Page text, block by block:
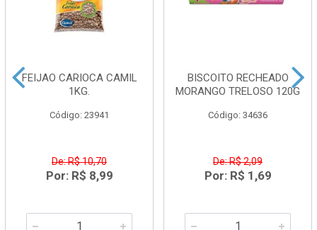
FEIJAO CARIOCA CAMIL
1KG.
Código: 23941
De: R$ 10,70
Por: R$ 8,99
BISCOITO RECHEADO
MORANGO TRELOSO 120G
Código: 34636
De: R$ 2,09
Por: R$ 1,69